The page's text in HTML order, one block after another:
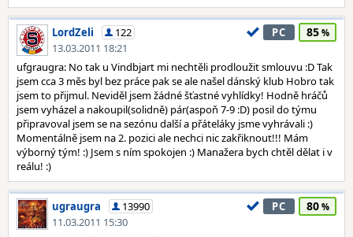
LordZeli
122
13.03.2011 18:21
PC 85
ufgraugra: No tak u Vindbjart mi nechtěli prodloužit smlouvu :D Tak
jsem cca 3 měs byl bez práce pak se ale našel dánský klub Hobro tak
jsem to přijmul. Neviděl jsem žádné šťastné vyhlídky! Hodně hráčů
jsem vyházel a nakoupil(solidně) pár(aspoň 7-9 :D) posil do týmu
připravoval jsem se na sezónu další a přáteláky jsme vyhrávali :)
Momentálně jsem na 2. pozici ale nechci nic zakřiknout!!! Mám
výborný tým! :) Jsem s ním spokojen :) Manažera bych chtěl dělat i v
reálu! :)
ugraugra
13990
11.03.2011 15:30
PC 80